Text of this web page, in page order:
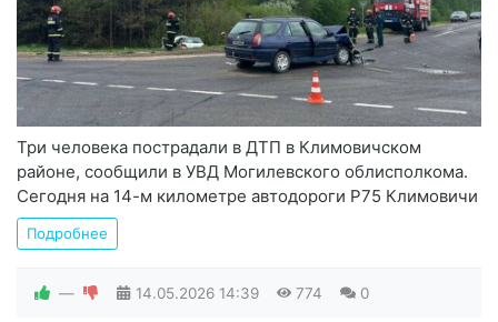
Три человека пострадали в ДТП в Климовичском
районе, сообщили в УВД Могилевского облисполкома.
Сегодня на 14-м километре автодороги Р75 Климовичи
Подробнее
— 14.05.2026 14:39 774 0